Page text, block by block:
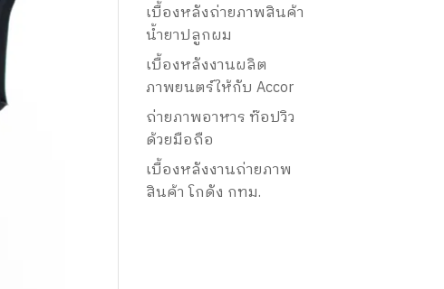
เบื้องหลังถ่ายภาพสินค้า
น้ำยาปลูกผม
เบื้องหลังงานผลิต
ภาพยนตร์ให้กับ Accor
ถ่ายภาพอาหาร ท๊อปวิว
ด้วยมือถือ
เบื้องหลังงานถ่ายภาพ
สินค้า โกดัง กทม.